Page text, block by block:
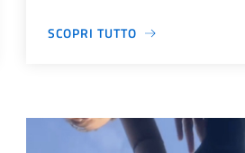
SCOPRI TUTTO